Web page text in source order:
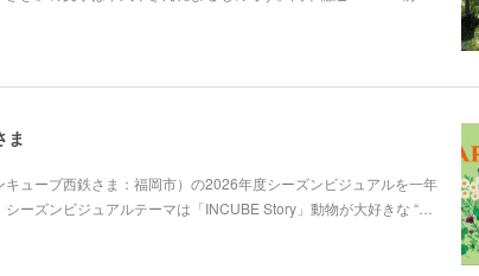
ま
ューブ西鉄さま：福岡市）の2026年度シーズンビジュアルを一年
ーズンビジュアルテーマは「INCUBE Story」動物が大好きな “…